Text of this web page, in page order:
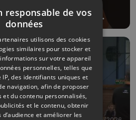
promu dans la
de NSN en
responsable de vos
données
utilisons des cookies
similaires pour stocker et
sur votre appareil
personnelles, telles que
IP, des identifiants uniques et
navigation, afin de proposer
et du contenu personnalisés,
et le contenu, obtenir
d’audience et améliorer les